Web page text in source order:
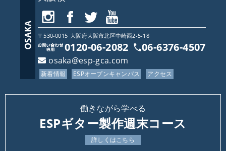
〒530-0015 大阪府大阪市北区中崎西2-5-18
0120-06-2082 06-6376-4507
osaka@esp-gca.com
新着情報 ESPオープンキャンパス アクセス
働きながら学べる
ESPギター製作週末コース
詳しくはこちら